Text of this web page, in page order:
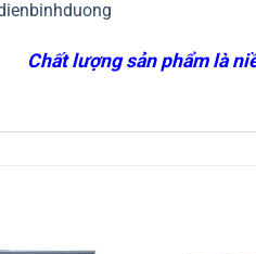
Chất lượng sản phẩm là